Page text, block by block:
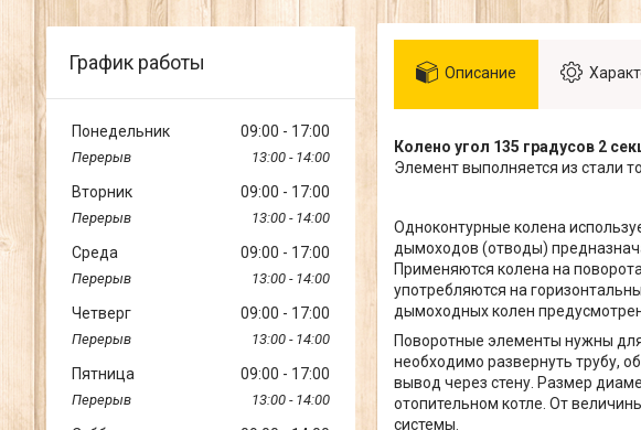
Описание
Колено угол 135 градусов 2
Элемент выполняется из стали
Одноконтурные колена
дымоходов (отводы)
Применяются колена на
употребляются на
дымоходных колен
Поворотные элементы нужны
необходимо развернуть трубу,
вывод через стену. Размер
отопительном котле. От
системы.
График работы
Понедельник 09:00 17:00
13:00 14:00
Вторник 09:00 17:00
13:00 14:00
Среда 09:00 17:00
13:00 14:00
Четверг 09:00 17:00
13:00 14:00
Пятница 09:00 17:00
13:00 14:00